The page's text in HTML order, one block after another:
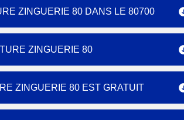
ZINGUERIE 80 DANS LE 80700
ZINGUERIE 80
ZINGUERIE 80 EST GRATUIT